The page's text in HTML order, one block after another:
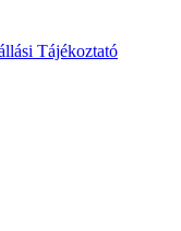
Tájékoztató